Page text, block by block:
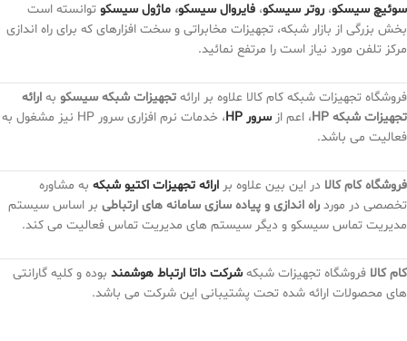
سوئیچ سیسکو، روتر سیسکو، فایروال سیسکو، ماژول سیسکو توانسته است
بخش بزرگی از بازار شبکه، تجهیزات مخابراتی و سخت افزارهای که برای راه اندازی
مرکز تلفن مورد نیاز است را مرتفع نمائید.
فروشگاه تجهیزات شبکه کام کالا علاوه بر ارائه تجهیزات شبکه سیسکو به ارائه
تجهیزات شبکه HP
، اعم از سرور HP
، خدمات نرم افزاری سرور HP نیز مشغول به
فعالیت می باشد.
فروشگاه کام کالا در این بین علاوه بر ارائه تجهیزات اکتیو شبکه به مشاوره
تخصصی در مورد راه اندازی و پیاده سازی سامانه های ارتباطی بر اساس سیستم
مدیریت تماس سیسکو و دیگر سیستم های مدیریت تماس فعالیت می کند.
کام کالا فروشگاه تجهیزات شبکه شرکت داتا ارتباط هوشمند بوده و کلیه گارانتی
های محصولات ارائه شده تحت پشتیبانی این شرکت می باشد.